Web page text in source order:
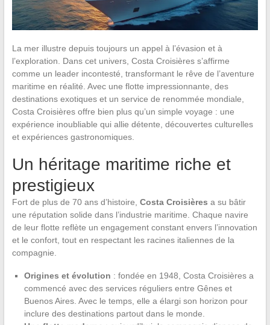
La mer illustre depuis toujours un appel à l’évasion et à
l’exploration. Dans cet univers, Costa Croisières s’affirme
comme un leader incontesté, transformant le rêve de l’aventure
maritime en réalité. Avec une flotte impressionnante, des
destinations exotiques et un service de renommée mondiale,
Costa Croisières offre bien plus qu’un simple voyage : une
expérience inoubliable qui allie détente, découvertes culturelles
et expériences gastronomiques.
Un héritage maritime riche et
prestigieux
Fort de plus de 70 ans d’histoire, Costa Croisières a su bâtir
une réputation solide dans l’industrie maritime. Chaque navire
de leur flotte reflète un engagement constant envers l’innovation
et le confort, tout en respectant les racines italiennes de la
compagnie.
Origines et évolution : fondée en 1948, Costa Croisières a
commencé avec des services réguliers entre Gênes et
Buenos Aires. Avec le temps, elle a élargi son horizon pour
inclure des destinations partout dans le monde.